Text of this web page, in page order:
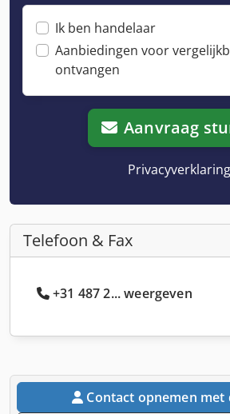
Ik ben handelaar
Aanbiedingen voor
ontvangen
Aanvraag
Privacyverklaring
Telefoon & Fax
+31 487 2... weergeven
Contact opnemen met